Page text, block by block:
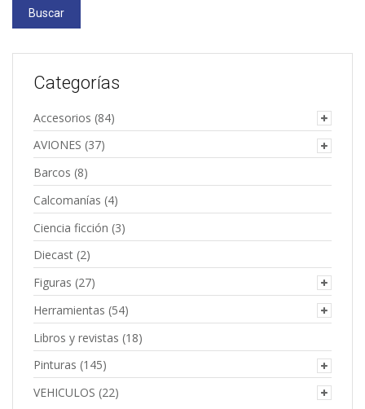
Buscar
Categorías
Accesorios (84)
AVIONES (37)
Barcos (8)
Calcomanías (4)
Ciencia ficción (3)
Diecast (2)
Figuras (27)
Herramientas (54)
Libros y revistas (18)
Pinturas (145)
VEHICULOS (22)